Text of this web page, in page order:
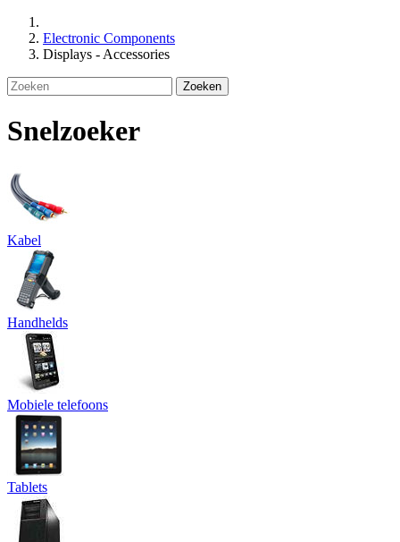
Electronic Components
Displays - Accessories
Zoeken
Snelzoeker
Kabel
Handhelds
Mobiele telefoons
Tablets